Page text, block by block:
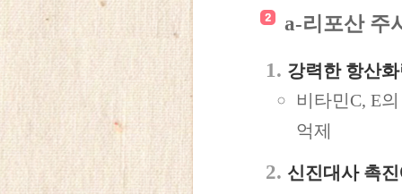
a-리포산 주
강력한 항산
비타민C, E
억제
신진대사 촉